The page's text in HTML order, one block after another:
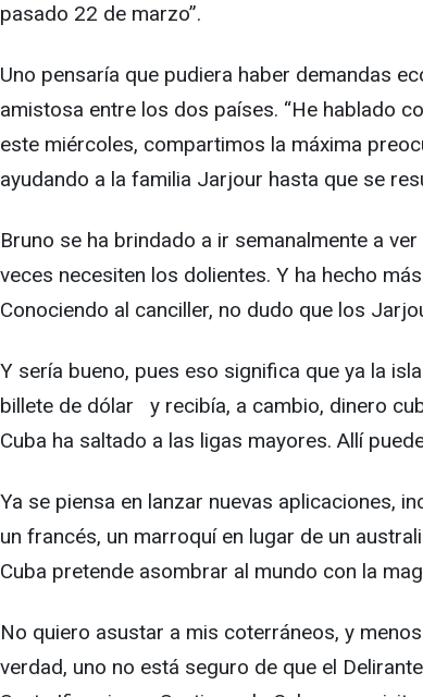
pasado 22 de marzo”.
Uno pensaría que pudiera haber demandas
amistosa entre los dos países. “He hablado
este miércoles, compartimos la máxima
ayudando a la familia Jarjour hasta que se
Bruno se ha brindado a ir semanalmente a
veces necesiten los dolientes. Y ha hecho
Conociendo al canciller, no dudo que los
Y sería bueno, pues eso significa que ya la
billete de dólar y recibía, a cambio, dinero
Cuba ha saltado a las ligas mayores. Allí
Ya se piensa en lanzar nuevas aplicaciones,
un francés, un marroquí en lugar de un
Cuba pretende asombrar al mundo con la
No quiero asustar a mis coterráneos, y
verdad, uno no está seguro de que el